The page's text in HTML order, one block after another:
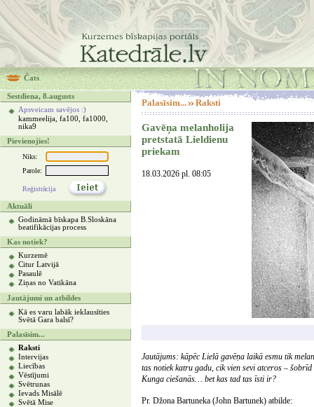
Čats
Sestdiena, 8.augusts
Apsveicam savējos :)
kammeelija, fa100, fa1000,
nika9
Pievienojies!
Niks:
Parole:
Reģistrācija
Aktuāli
Godināmā bīskapa B.Sloskāna
beatifikācijas process
Kas notiek?
Kurzemē
Citur Latvijā
Pasaulē
Ziņas no Vatikāna
Jautājumi un atbildes
Kā es varu labāk ieklausīties
Svētā Gara balsī?
Palasīsim...
Raksti
Intervijas
Liecības
Vēstījumi
Svētrunas
Ievads Misālē
Svētā Mise
Palasīsim... Raksti
Gavēņa melanholija
pretstatā Lieldienu
priekam
18.03.2026 pl. 08:05
Jautājums: kāpēc Lielā gavēņa laikā esmu tik
tas notiek katru gadu, cik vien sevi atceros –
Kunga ciešanās… bet kas tad tas īsti ir?
Pr. Džona Bartuneka (John Bartunek) atbilde: